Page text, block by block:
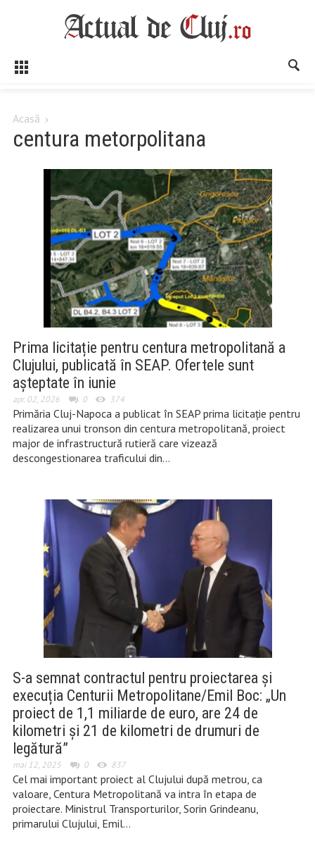
Acasă
centura metorpolitana
Prima licitație pentru centura metropolitană a
Clujului, publicată în SEAP. Ofertele sunt
așteptate în iunie
apr. 02, 2026 0 374
Primăria Cluj-Napoca a publicat în SEAP prima licitație pentru
realizarea unui tronson din centura metropolitană, proiect
major de infrastructură rutieră care vizează
descongestionarea traficului din…
S-a semnat contractul pentru proiectarea și
execuția Centurii Metropolitane/Emil Boc: „Un
proiect de 1,1 miliarde de euro, are 24 de
kilometri și 21 de kilometri de drumuri de
legătură”
mai 12, 2025 0 837
Cel mai important proiect al Clujului după metrou, ca
valoare, Centura Metropolitană va intra în etapa de
proiectare. Ministrul Transporturilor, Sorin Grindeanu,
primarului Clujului, Emil…